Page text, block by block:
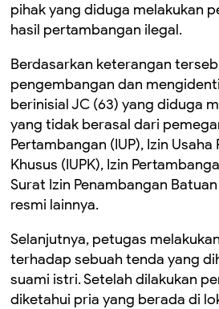
pihak yang diduga melakukan
hasil pertambangan ilegal.
Berdasarkan keterangan
pengembangan dan
berinisial JC (63) yang diduga
yang tidak berasal dari
Pertambangan (IUP), Izin
Khusus (IUPK), Izin
Surat Izin Penambangan
resmi lainnya.
Selanjutnya, petugas
terhadap sebuah tenda yang
suami istri. Setelah dilakukan
diketahui pria yang berada di